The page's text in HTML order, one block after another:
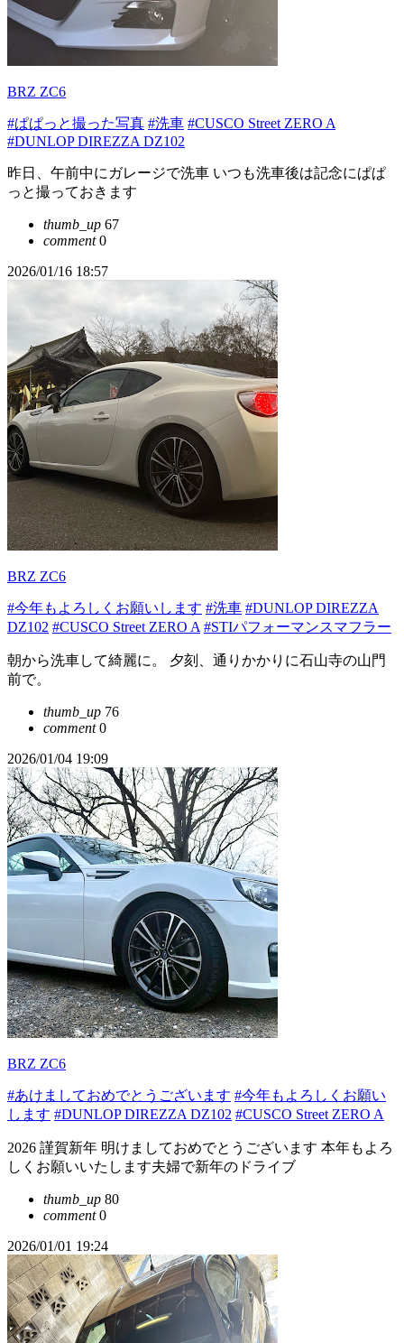
BRZ ZC6
#ぱぱっと撮った写真 #洗車 #CUSCO Street ZERO A
#DUNLOP DIREZZA DZ102
昨日、午前中にガレージで洗車 いつも洗車後は記念にぱぱ
っと撮っておきます
thumb_up 67
comment0
2026/01/16 18:57
BRZ ZC6
#今年もよろしくお願いします #洗車 #DUNLOP DIREZZA
DZ102 #CUSCO Street ZERO A #STIパフォーマンスマフラー
朝から洗車して綺麗に。 夕刻、通りかかりに石山寺の山門
前で。
thumb_up 76
comment0
2026/01/04 19:09
BRZ ZC6
#あけましておめでとうございます #今年もよろしくお願い
します #DUNLOP DIREZZA DZ102 #CUSCO Street ZERO A
2026 謹賀新年 明けましておめでとうございます 本年もよろ
しくお願いいたします夫婦で新年のドライブ
thumb_up 80
comment0
2026/01/01 19:24